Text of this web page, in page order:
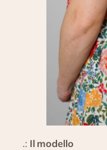
.: Il modello